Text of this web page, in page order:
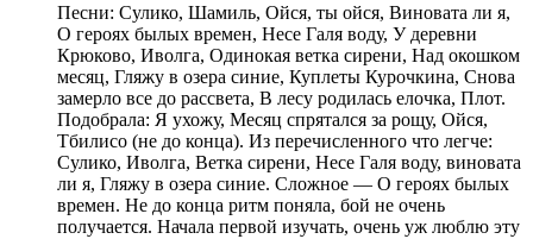
Песни: Сулико, Шамиль, Ойся, ты ойся, Виновата ли я,
О героях былых времен, Несе Галя воду, У деревни
Крюково, Иволга, Одинокая ветка сирени, Над окошком
месяц, Гляжу в озера синие, Куплеты Курочкина, Снова
замерло все до рассвета, В лесу родилась елочка, Плот.
Подобрала: Я ухожу, Месяц спрятался за рощу, Ойся,
Тбилисо (не до конца). Из перечисленного что легче:
Сулико, Иволга, Ветка сирени, Несе Галя воду, виновата
ли я, Гляжу в озера синие. Сложное — О героях былых
времен. Не до конца ритм поняла, бой не очень
получается. Начала первой изучать, очень уж люблю эту